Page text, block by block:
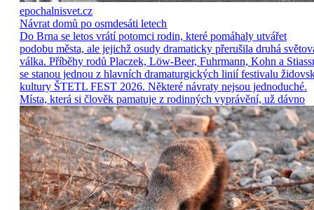
epochalnisvet.cz
Návrat domů po osmdesáti letech
Do Brna se letos vrátí potomci rodin, které pomáhaly utvářet
podobu města, ale jejichž osudy dramaticky přerušila druhá
válka. Příběhy rodů Placzek, Löw-Beer, Fuhrmann, Kohn a
se stanou jednou z hlavních dramaturgických linií festivalu
kultury ŠTETL FEST 2026. Některé návraty nejsou jednoduché.
Místa, která si člověk pamatuje z rodinných vyprávění, už dávno